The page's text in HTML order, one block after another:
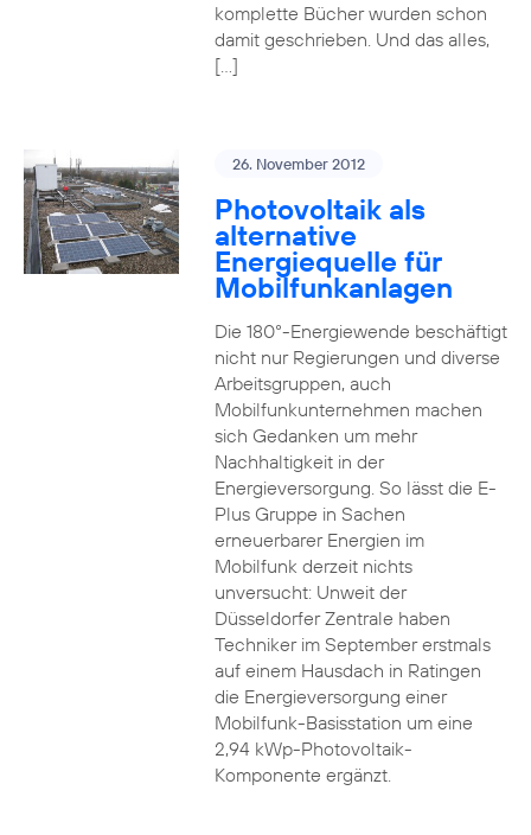
komplette Bücher wurden schon
damit geschrieben. Und das alles,
[…]
26. November 2012
Photovoltaik als
alternative
Energiequelle für
Mobilfunkanlagen
Die 180°-Energiewende beschäftigt
nicht nur Regierungen und diverse
Arbeitsgruppen, auch
Mobilfunkunternehmen machen
sich Gedanken um mehr
Nachhaltigkeit in der
Energieversorgung. So lässt die E-
Plus Gruppe in Sachen
erneuerbarer Energien im
Mobilfunk derzeit nichts
unversucht: Unweit der
Düsseldorfer Zentrale haben
Techniker im September erstmals
auf einem Hausdach in Ratingen
die Energieversorgung einer
Mobilfunk-Basisstation um eine
2,94 kWp-Photovoltaik-
Komponente ergänzt.